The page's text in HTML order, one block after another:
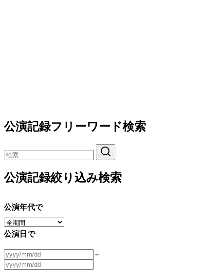
公演記録フリーワード検索
公演記録絞り込み検索
公演年代で
公演日で
～